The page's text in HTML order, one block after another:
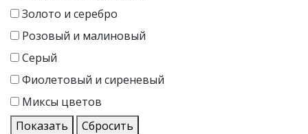
Золото и серебро
Розовый и малиновый
Серый
Фиолетовый и сиреневый
Миксы цветов
Показать
Сбросить